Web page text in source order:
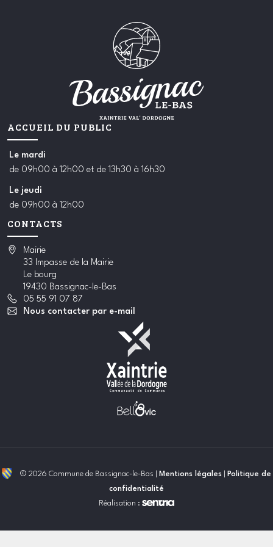
ACCUEIL DU PUBLIC
Le mardi
de 09h00 à 12h00 et de 13h30 à 16h30
Le jeudi
de 09h00 à 12h00
CONTACTS
Mairie
33 Impasse de la Mairie
Le bourg
19430 Bassignac-le-Bas
05 55 91 07 87
Nous contacter par e-mail
© 2026 Commune de Bassignac-le-Bas | Mentions légales
Politique de
confidentialité
Réalisation :